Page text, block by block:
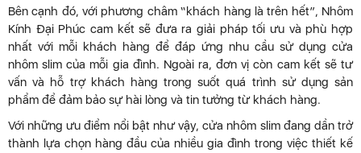
Bên cạnh đó, với phương châm “khách hàng là trên hết”, Nhôm
Kính Đại Phúc cam kết sẽ đưa ra giải pháp tối ưu và phù hợp
nhất với mỗi khách hàng để đáp ứng nhu cầu sử dụng cửa
nhôm slim của mỗi gia đình. Ngoài ra, đơn vị còn cam kết sẽ tư
vấn và hỗ trợ khách hàng trong suốt quá trình sử dụng sản
phẩm để đảm bảo sự hài lòng và tin tưởng từ khách hàng.
Với những ưu điểm nổi bật như vậy, cửa nhôm slim đang dần trở
thành lựa chọn hàng đầu của nhiều gia đình trong việc thiết kế